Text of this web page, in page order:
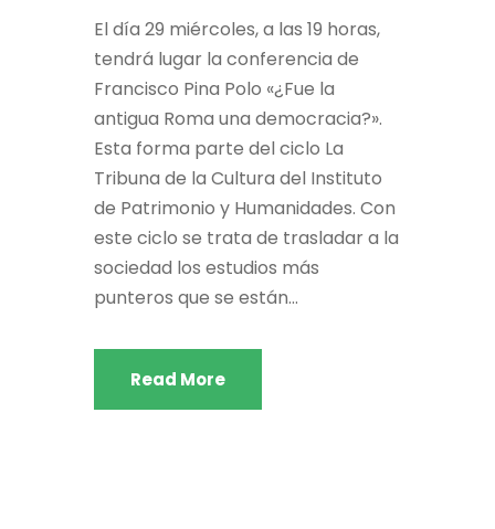
El día 29 miércoles, a las 19 horas,
tendrá lugar la conferencia de
Francisco Pina Polo «¿Fue la
antigua Roma una democracia?».
Esta forma parte del ciclo La
Tribuna de la Cultura del Instituto
de Patrimonio y Humanidades. Con
este ciclo se trata de trasladar a la
sociedad los estudios más
punteros que se están...
Read More